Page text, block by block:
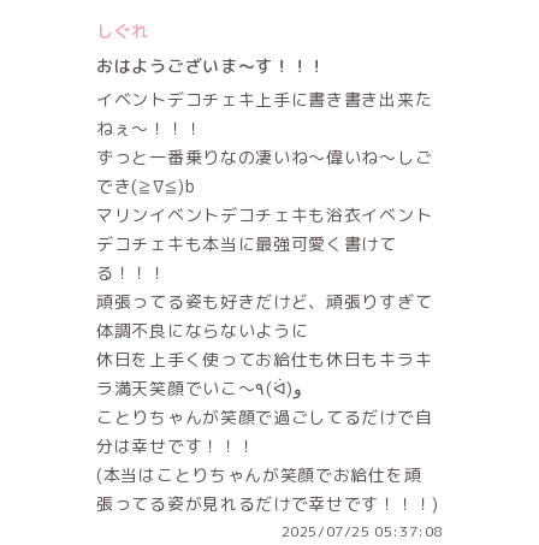
しぐれ
おはようございま～す！！！
イベントデコチェキ上手に書き書き出来た
ねぇ～！！！
ずっと一番乗りなの凄いね～偉いね～しご
でき(≧∇≦)b
マリンイベントデコチェキも浴衣イベント
デコチェキも本当に最強可愛く書けて
る！！！
頑張ってる姿も好きだけど、頑張りすぎて
体調不良にならないように
休日を上手く使ってお給仕も休日もキラキ
ラ満天笑顔でいこ～٩(ᐛ)و
ことりちゃんが笑顔で過ごしてるだけで自
分は幸せです！！！
(本当はことりちゃんが笑顔でお給仕を頑
張ってる姿が見れるだけで幸せです！！！)
2025/07/25 05:37:08